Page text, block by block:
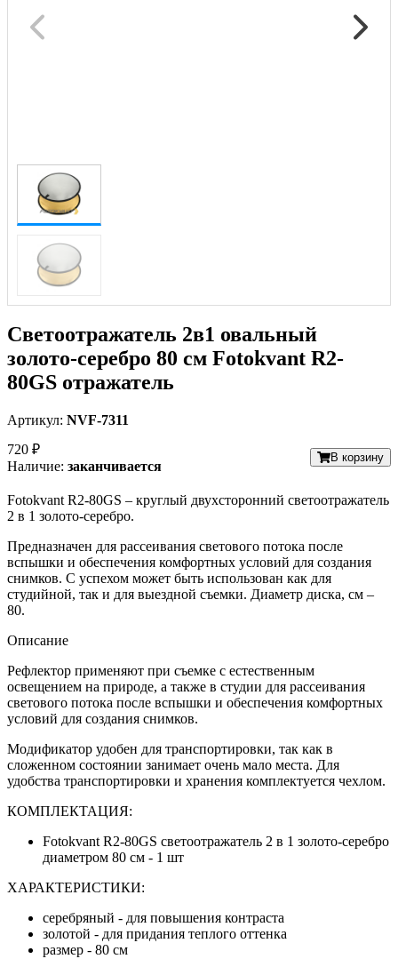
Светоотражатель 2в1 овальный
золото-серебро 80 см Fotokvant R2-
80GS отражатель
Артикул: NVF-7311
720 ₽
Наличие: заканчивается
В корзину
Fotokvant R2-80GS – круглый двухсторонний светоотражатель
2 в 1 золото-серебро.
Предназначен для рассеивания светового потока после
вспышки и обеспечения комфортных условий для создания
снимков. С успехом может быть использован как для
студийной, так и для выездной съемки. Диаметр диска, см –
80.
Описание
Рефлектор применяют при съемке с естественным
освещением на природе, а также в студии для рассеивания
светового потока после вспышки и обеспечения комфортных
условий для создания снимков.
Модификатор удобен для транспортировки, так как в
сложенном состоянии занимает очень мало места. Для
удобства транспортировки и хранения комплектуется чехлом.
КОМПЛЕКТАЦИЯ:
Fotokvant R2-80GS светоотражатель 2 в 1 золото-серебро
диаметром 80 см - 1 шт
ХАРАКТЕРИСТИКИ:
серебряный - для повышения контраста
золотой - для придания теплого оттенка
размер - 80 см